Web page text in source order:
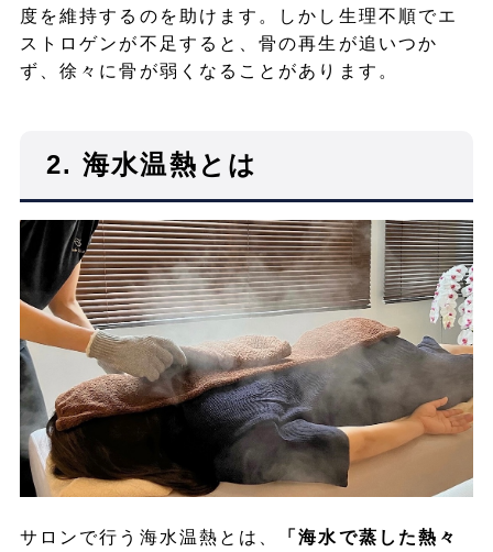
度を維持するのを助けます。しかし生理不順でエ
ストロゲンが不足すると、骨の再生が追いつか
ず、徐々に骨が弱くなることがあります。
2.海水温熱とは
サロンで行う海水温熱とは、
「海水で蒸した熱々